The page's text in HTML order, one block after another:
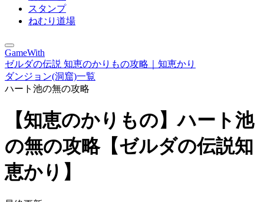
スタンプ
ねむり道場
GameWith
ゼルダの伝説 知恵のかりもの攻略｜知恵かり
ダンジョン(洞窟)一覧
ハート池の無の攻略
【知恵のかりもの】ハート池
の無の攻略【ゼルダの伝説知
恵かり】